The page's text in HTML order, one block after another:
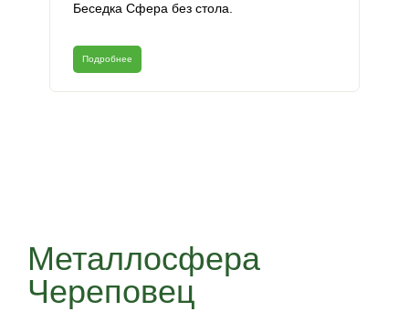
Беседка Сфера без стола.
Подробнее
Металлосфера
Череповец